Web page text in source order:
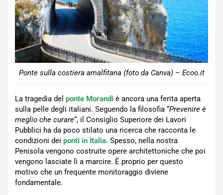
Ponte sulla costiera amalfitana (foto da Canva) – Ecoo.it
La tragedia del ponte Morandi è ancora una ferita aperta
sulla pelle degli italiani. Seguendo la filosofia “Prevenire è
meglio che curare“, il Consiglio Superiore dei Lavori
Pubblici ha da poco stilato una ricerca che racconta le
condizioni dei ponti in Italia. Spesso, nella nostra
Penisola vengono costruite opere architettoniche che poi
vengono lasciate lì a marcire. È proprio per questo
motivo che un frequente monitoraggio diviene
fondamentale.